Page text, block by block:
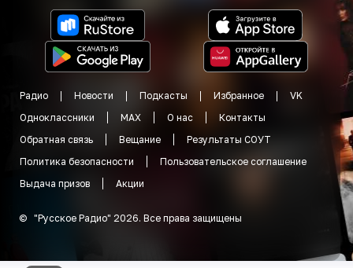
Радио Новости Подкасты Избранное
VK
Одноклассники
MAX О нас
Контакты
Обратная связь
Вещание
Результаты СОУТ
Политика безопасности
Пользовательское соглашение
Выдача призов
Акции
© "Русское Радио" 2026. Все права защищены